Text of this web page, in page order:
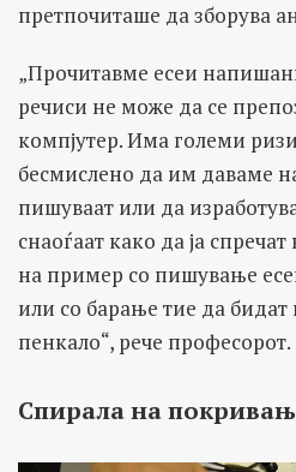
претпочиташе да зборува
„Прочитавме есеи
речиси не може да се
компјутер. Има големи
бесмислено да им даваме
пишуваат или да
снаоѓаат како да ја
на пример со пишување
или со барање тие да
пенкало“, рече професорот.
Спирала на